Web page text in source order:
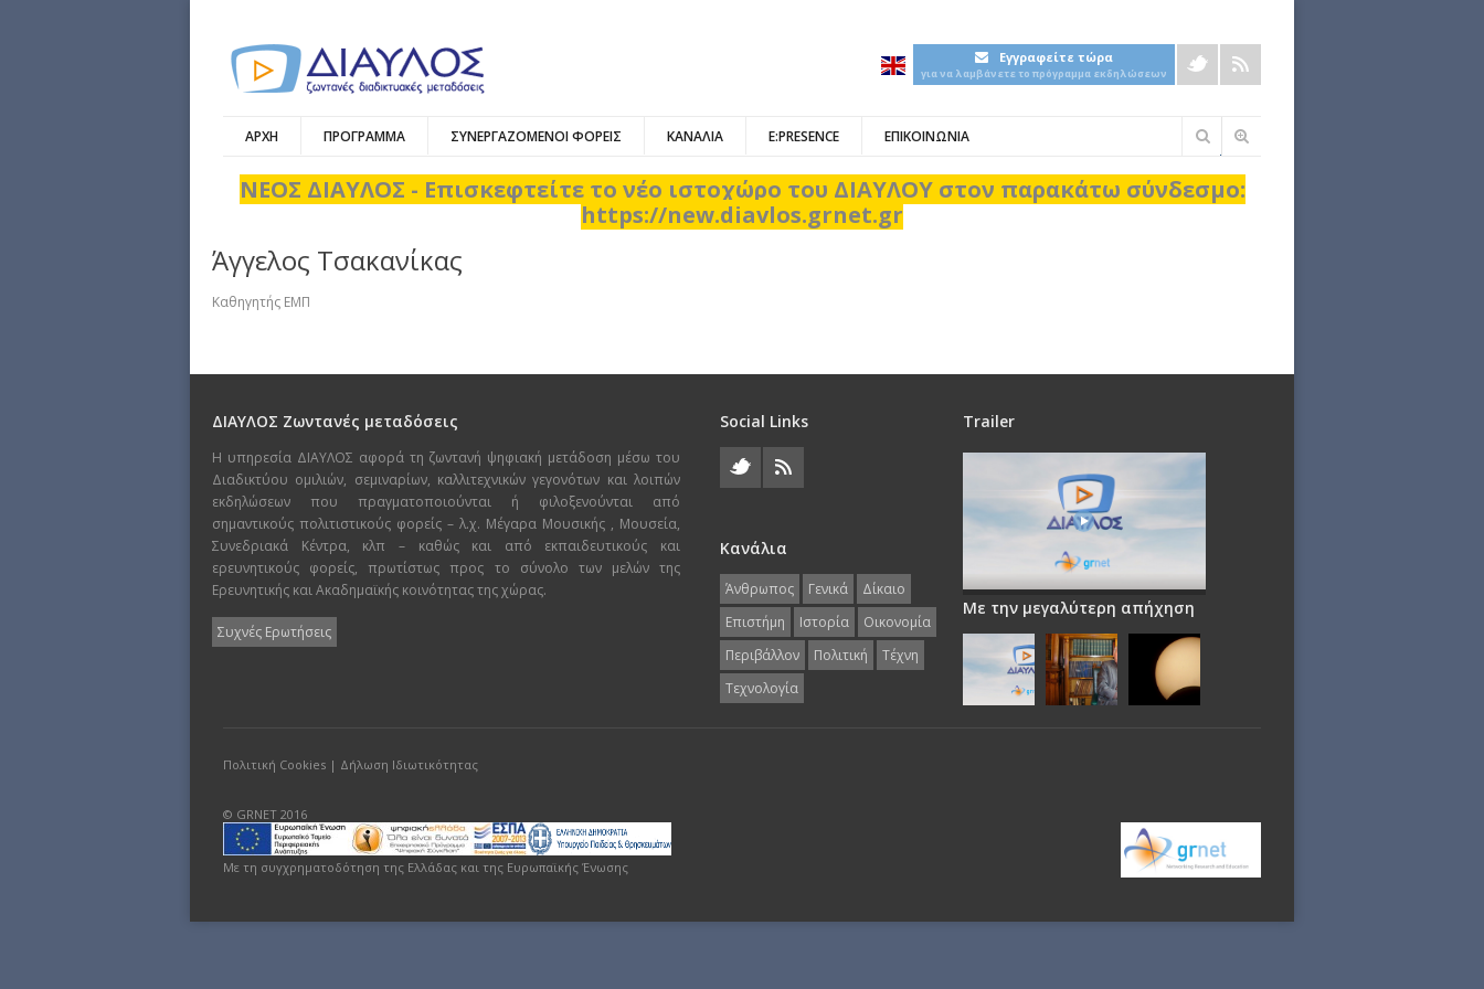
Εγγραφείτε τώρα
για να λαμβάνετε το πρόγραμμα εκδηλώσεων
ΑΡΧΗ ΠΡΟΓΡΑΜΜΑ ΣΥΝΕΡΓΑΖΟΜΕΝΟΙ ΦΟΡΕΙΣ ΚΑΝΑΛΙΑ E:PRESENCE ΕΠΙΚΟΙΝΩΝΙΑ
Φόρμα
αναζήτησης
ΝΕΟΣ ΔΙΑΥΛΟΣ - Επισκεφτείτε το νέο ιστοχώρο του ΔΙΑΥΛΟΥ στον παρακάτω σύνδεσμο:
https://new.diavlos.grnet.gr
Άγγελος Τσακανίκας
Kαθηγητής ΕΜΠ
ΔΙΑΥΛΟΣ Ζωντανές μεταδόσεις
Η υπηρεσία ΔΙΑΥΛΟΣ αφορά τη ζωντανή ψηφιακή μετάδοση μέσω του
Διαδικτύου ομιλιών, σεμιναρίων, καλλιτεχνικών γεγονότων και λοιπών
εκδηλώσεων που πραγματοποιούνται ή φιλοξενούνται από
σημαντικούς πολιτιστικούς φορείς – λ.χ. Μέγαρα Μουσικής , Μουσεία,
Συνεδριακά Κέντρα, κλπ – καθώς και από εκπαιδευτικούς και
ερευνητικούς φορείς, πρωτίστως προς το σύνολο των μελών της
Ερευνητικής και Ακαδημαϊκής κοινότητας της χώρας.
Συχνές Ερωτήσεις
Social Links
Κανάλια
Άνθρωπος Γενικά
Δίκαιο
Επιστήμη
Ιστορία
Οικονομία
Περιβάλλον
Πολιτική
Τέχνη
Τεχνολογία
Trailer
Με την μεγαλύτερη απήχηση
Πολιτική Cookies | Δήλωση Ιδιωτικότητας
© GRNET 2016
Με τη συγχρηματοδότηση της Ελλάδας και της Ευρωπαϊκής Ένωσης